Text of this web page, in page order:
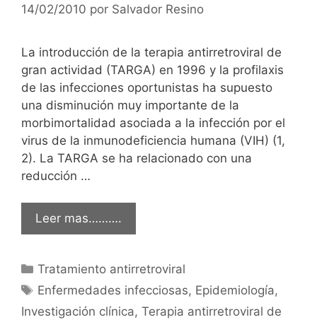
14/02/2010 por Salvador Resino
La introducción de la terapia antirretroviral de
gran actividad (TARGA) en 1996 y la profilaxis
de las infecciones oportunistas ha supuesto
una disminución muy importante de la
morbimortalidad asociada a la infección por el
virus de la inmunodeficiencia humana (VIH) (1,
2). La TARGA se ha relacionado con una
reducción …
Leer mas……….
Categorías
Tratamiento antirretroviral
Etiquetas
Enfermedades infecciosas, Epidemiología,
Investigación clínica, Terapia antirretroviral de